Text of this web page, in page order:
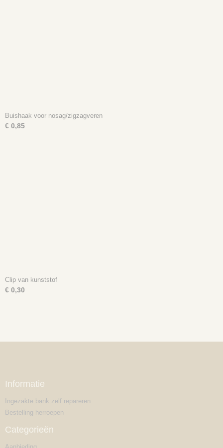
Buishaak voor nosag/zigzagveren
€ 0,85
Clip van kunststof
€ 0,30
Informatie
Ingezakte bank zelf repareren
Bestelling herroepen
Categorieën